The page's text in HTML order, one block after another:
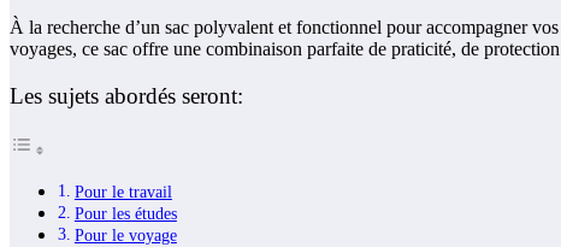
À la recherche d’un sac polyvalent et fonctionnel pour accompagner
voyages, ce sac offre une combinaison parfaite de praticité, de
Les sujets abordés seront:
Pour le travail
Pour les études
Pour le voyage